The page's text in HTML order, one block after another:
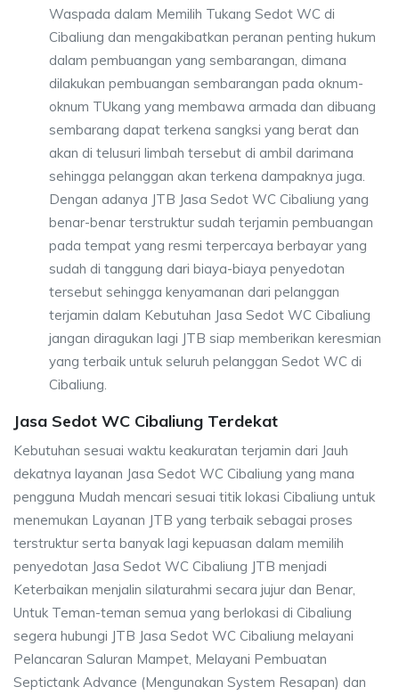
Waspada dalam Memilih Tukang Sedot WC di
Cibaliung dan mengakibatkan peranan penting hukum
dalam pembuangan yang sembarangan, dimana
dilakukan pembuangan sembarangan pada oknum-
oknum TUkang yang membawa armada dan dibuang
sembarang dapat terkena sangksi yang berat dan
akan di telusuri limbah tersebut di ambil darimana
sehingga pelanggan akan terkena dampaknya juga.
Dengan adanya JTB Jasa Sedot WC Cibaliung yang
benar-benar terstruktur sudah terjamin pembuangan
pada tempat yang resmi terpercaya berbayar yang
sudah di tanggung dari biaya-biaya penyedotan
tersebut sehingga kenyamanan dari pelanggan
terjamin dalam Kebutuhan Jasa Sedot WC Cibaliung
jangan diragukan lagi JTB siap memberikan keresmian
yang terbaik untuk seluruh pelanggan Sedot WC di
Cibaliung.
Jasa Sedot WC Cibaliung Terdekat
Kebutuhan sesuai waktu keakuratan terjamin dari Jauh
dekatnya layanan Jasa Sedot WC Cibaliung yang mana
pengguna Mudah mencari sesuai titik lokasi Cibaliung untuk
menemukan Layanan JTB yang terbaik sebagai proses
terstruktur serta banyak lagi kepuasan dalam memilih
penyedotan Jasa Sedot WC Cibaliung JTB menjadi
Keterbaikan menjalin silaturahmi secara jujur dan Benar,
Untuk Teman-teman semua yang berlokasi di Cibaliung
segera hubungi JTB Jasa Sedot WC Cibaliung melayani
Pelancaran Saluran Mampet, Melayani Pembuatan
Septictank Advance (Mengunakan System Resapan) dan